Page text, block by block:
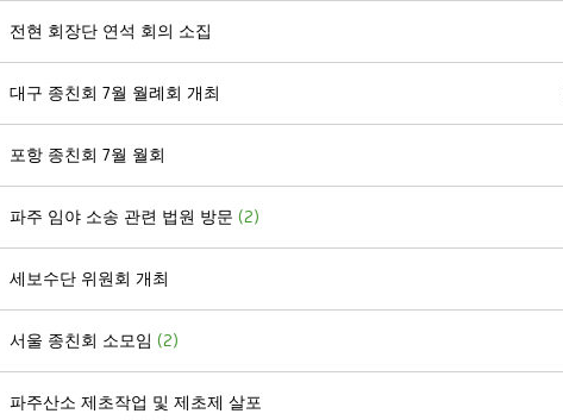
전현 회장단 연석 회의 소집
대구 종친회 7월 월례회 개최
포항 종친회 7월 월회
파주 임야 소송 관련 법원 방문 (2)
세보수단 위원회 개최
서울 종친회 소모임 (2)
파주산소 제초작업 및 제초제 살포